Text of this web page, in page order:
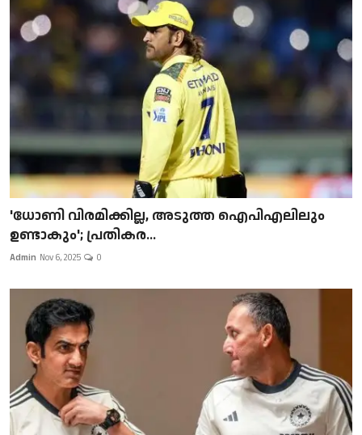
'ധോണി വിരമിക്കില്ല, അടുത്ത ഐപിഎലിലും
ഉണ്ടാകും'; പ്രതികര...
Admin Nov 6, 2025 0